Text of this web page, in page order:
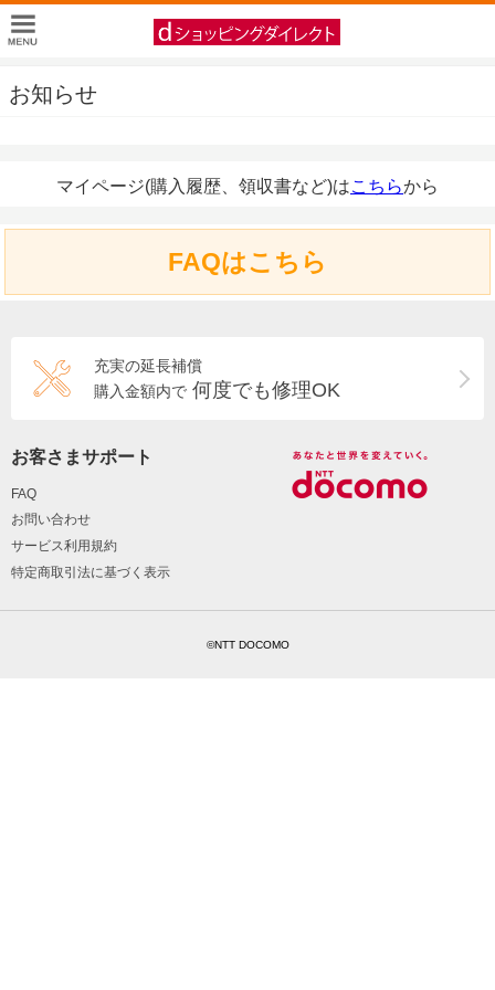
お知らせ
マイページ(購入履歴、領収書など)はこちらから
FAQはこちら
充実の延長補償
購入金額内で 何度でも修理OK
お客さまサポート
FAQ
お問い合わせ
サービス利用規約
特定商取引法に基づく表示
©NTT DOCOMO